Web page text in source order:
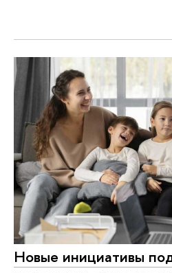
Новые инициативы